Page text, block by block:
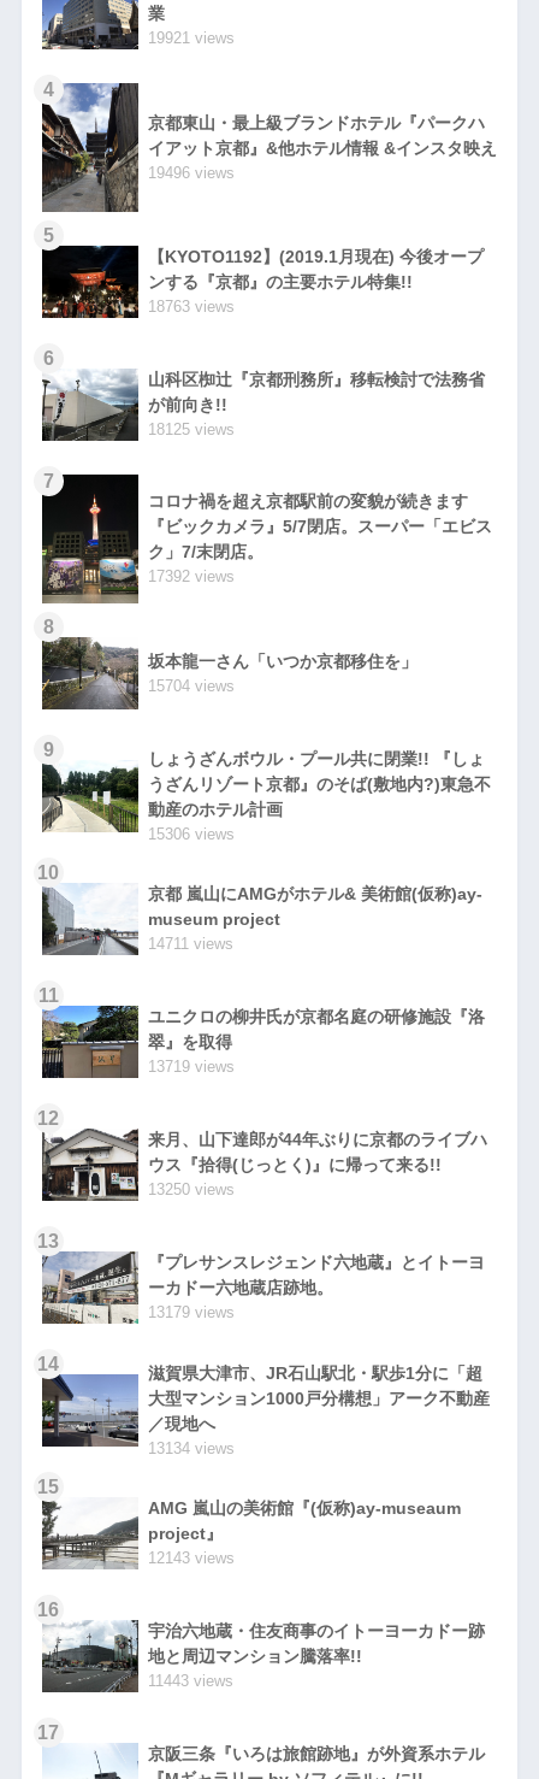
業
19921 views
4
京都東山・最上級ブランドホテル『パークハ
イアット京都』&他ホテル情報 &インスタ映え
19496 views
5
【KYOTO1192】(2019.1月現在) 今後オープ
ンする『京都』の主要ホテル特集!!
18763 views
6
山科区椥辻『京都刑務所』移転検討で法務省
が前向き!!
18125 views
7
コロナ禍を超え京都駅前の変貌が続きます
『ビックカメラ』5/7閉店。スーパー「エビス
ク」7/末閉店。
17392 views
8
坂本龍一さん「いつか京都移住を」
15704 views
9
しょうざんボウル・プール共に閉業!! 『しょ
うざんリゾート京都』のそば(敷地内?)東急不
動産のホテル計画
15306 views
10
京都 嵐山にAMGがホテル& 美術館(仮称)ay-
museum project
14711 views
11
ユニクロの柳井氏が京都名庭の研修施設『洛
翠』を取得
13719 views
12
来月、山下達郎が44年ぶりに京都のライブハ
ウス『拾得(じっとく)』に帰って来る!!
13250 views
13
『プレサンスレジェンド六地蔵』とイトーヨ
ーカドー六地蔵店跡地。
13179 views
14
滋賀県大津市、JR石山駅北・駅歩1分に「超
大型マンション1000戸分構想」アーク不動産
／現地へ
13134 views
15
AMG 嵐山の美術館『(仮称)ay-museaum
project』
12143 views
16
宇治六地蔵・住友商事のイトーヨーカドー跡
地と周辺マンション騰落率!!
11443 views
17
京阪三条『いろは旅館跡地』が外資系ホテル